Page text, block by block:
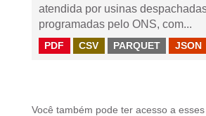
atendida por usinas
programadas pelo ONS, com...
PDF CSV PARQUET JSON
Você também pode ter acesso a